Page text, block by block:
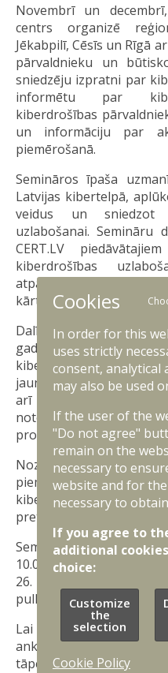
Novembrī un
centrs organizē
Jēkabpilī, Cēsīs un Rīgā
pārvaldnieku un
sniedzēju izpratni par
informētu par
kiberdrošības
un informāciju par
piemērošanā.
Semināros īpaša
Latvijas kibertelpā,
veidus un sniedzot
uzlabošanai.
CERT.LV
kiberdrošības
atpazīšanu un
kārtību, ja nācies
Dalībnieki tiks
gada 25. jūnija
kiberdrošības
jauno prasību
arī par tālāko
noteikto uzraudzības
procesa var sagaidīt
Nozares eksperti
piemēros un
kiberdrošību ikdienas
pret iespējamiem
Seminārs Bauskā
10.00, Jēkabpilī – 21.
26. novembrī pulksten
pulksten 10.30.
Lai piedalītos seminārā,
anketu, kas pieejama
tāpēc aicinām pieteikties
Cookies
In order for this
uses strictly
consent, analytical
may also be used
If the user of the
"Do not agree"
remain on the
necessary to
website and for
necessary to
If you agree to
additional
choice:
Customize
the
selection
Cookie Policy